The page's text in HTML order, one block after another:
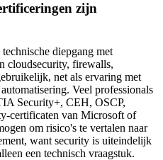
zijn
diepgang met
cloudsecurity, firewalls,
net als ervaring met
Veel professionals
Security+, CEH, OSCP,
certificaten van Microsoft of
om risico's te vertalen naar
want security is uiteindelijk
een technisch vraagstuk.